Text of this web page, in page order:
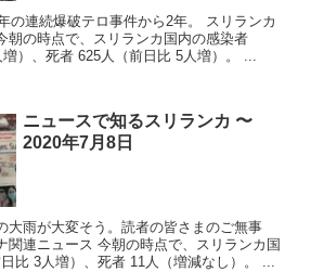
）、死者 625人（前日比 5人増）。 ...
ニュースで知るスリランカ 〜
2020年7月8日
内の感染者 2,081人（前日比 3人増）、死者 11人（増減なし）。 ...